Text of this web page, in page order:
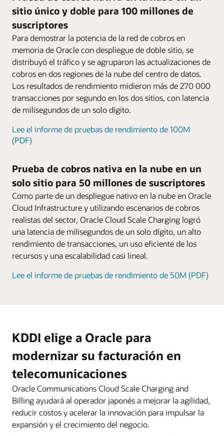
independiente a la facturación regular de la
jerarquía mayorista.
Cuadrícula de cobros en memoria distribuida
Impulsado por tecnología líder de data grid
en memoria, el cobro de baja latencia se
procesa con precisión y total consistencia
transaccional, independientemente de la
complejidad del modelo de precios o de
cuentas.
que acepta notificaciones de cambios de
estado y brinda soporte de modelo de datos.
Una solución completa, lista para usar y abierta
Las experiencias configurables y low-code te
dan flexibilidad para adaptarte a las
necesidades del negocio sin depender de un
proveedor. Las operaciones de carga también
pueden ampliarse con SDK y aplicaciones
personalizadas.
Uso compartido
Permite compartir productos, cargos y
descuentos entre usuarios con acuerdos de
uso compartido.
Te debo (IOU)
Ofrece opciones altamente configurables de
gestión de préstamos prepago cuando los
clientes se quedan sin saldo. Elimina el uso
fraudulento con una gestión completa de
reglas.
minutos, SMS, datos y otros recursos con
reglas flexibles de vigencia, saldo y tarifas
asociadas.
sitio único y doble para 100 millones de
suscriptores
Para demostrar la potencia de la red de cobros en
memoria de Oracle con despliegue de doble sitio, se
distribuyó el tráfico y se agruparon las actualizaciones de
cobros en dos regiones de la nube del centro de datos.
Los resultados de rendimiento midieron más de 270 000
transacciones por segundo en los dos sitios, con latencia
de milisegundos de un solo dígito.
Lee el informe de pruebas de rendimiento de 100M
(PDF)
Prueba de cobros nativa en la nube en un
solo sitio para 50 millones de suscriptores
Como parte de un despliegue nativo en la nube en Oracle
Cloud Infrastructure y utilizando escenarios de cobros
realistas del sector, Oracle Cloud Scale Charging logró
una latencia de milisegundos de un solo dígito, un alto
rendimiento de transacciones, un uso eficiente de los
recursos y una escalabilidad casi lineal.
Lee el informe de pruebas de rendimiento de 50M (PDF)
KDDI elige a Oracle para
modernizar su facturación en
telecomunicaciones
Oracle Communications Cloud Scale Charging and
Billing ayudará al operador japonés a mejorar la agilidad,
reducir costos y acelerar la innovación para impulsar la
expansión y el crecimiento del negocio.